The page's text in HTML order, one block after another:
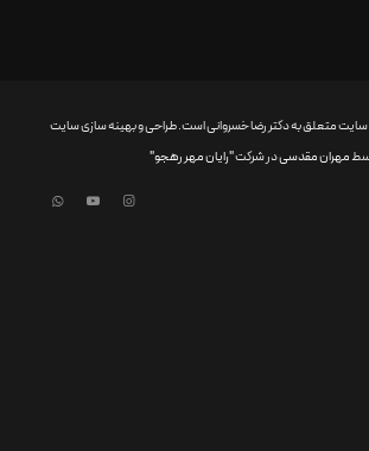
سایت متعلق به دکتر رضا خسروانی است. طراحی و بهینه سازی سایت
مهران مقدسیدر شرکت"رایان مهر رهجو"